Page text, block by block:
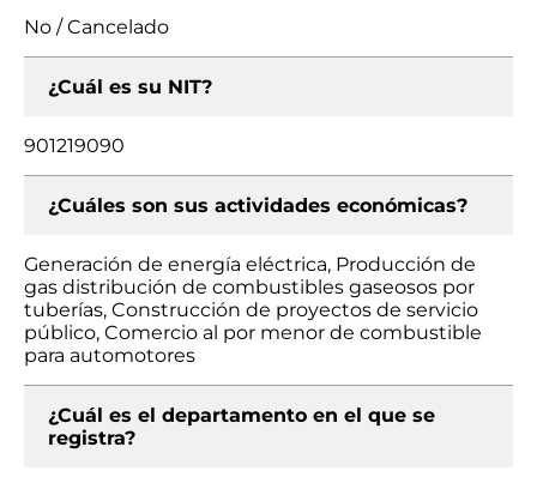
No / Cancelado
¿Cuál es su NIT?
901219090
¿Cuáles son sus actividades económicas?
Generación de energía eléctrica, Producción de
gas distribución de combustibles gaseosos por
tuberías, Construcción de proyectos de servicio
público, Comercio al por menor de combustible
para automotores
¿Cuál es el departamento en el que se
registra?